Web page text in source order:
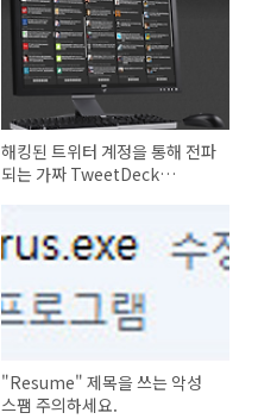
해킹된 트위터 계정을 통해 전파
되는 가짜 TweetDeck
"Resume" 제목을 쓰는 악성
스팸 주의하세요.